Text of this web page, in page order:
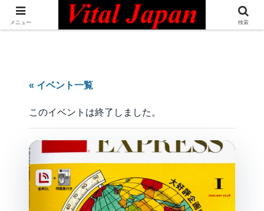
日本最大級の英語コミュニティ・Bilingual Professionals Network
« イベント一覧
このイベントは終了しました。
メニュー 検索